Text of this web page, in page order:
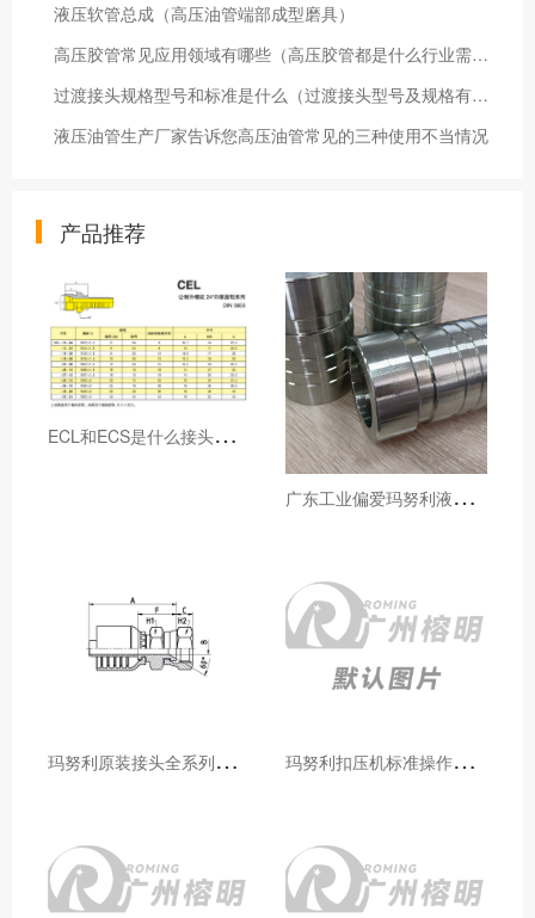
液压软管总成（高压油管端部成型磨具）
高压胶管常见应用领域有哪些（高压胶管都是什么行业需要）
过渡接头规格型号和标准是什么（过渡接头型号及规格有哪些）
液压油管生产厂家告诉您高压油管常见的三种使用不当情况
产品推荐
E
CL和ECS是什么接头，用于什么胶管或管件
广
东工业偏爱玛努利液压产品的五大原因（代理深度分析）
玛
努利原装接头全系列型号解析：广州客户选型必备指南 玛
努利扣压机标准操作流程：广州代理手把手教学（新手也能学会）